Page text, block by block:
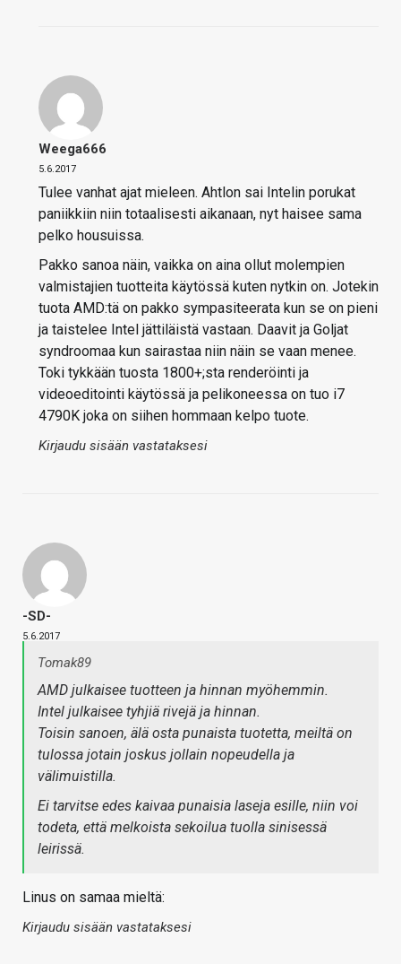
Weega666
5.6.2017
Tulee vanhat ajat mieleen. Ahtlon sai Intelin porukat
paniikkiin niin totaalisesti aikanaan, nyt haisee sama
pelko housuissa.
Pakko sanoa näin, vaikka on aina ollut molempien
valmistajien tuotteita käytössä kuten nytkin on. Jotekin
tuota AMD:tä on pakko sympasiteerata kun se on pieni
ja taistelee Intel jättiläistä vastaan. Daavit ja Goljat
syndroomaa kun sairastaa niin näin se vaan menee.
Toki tykkään tuosta 1800+;sta renderöinti ja
videoeditointi käytössä ja pelikoneessa on tuo i7
4790K joka on siihen hommaan kelpo tuote.
Kirjaudu sisään vastataksesi
-SD-
5.6.2017
Tomak89
AMD julkaisee tuotteen ja hinnan myöhemmin.
Intel julkaisee tyhjiä rivejä ja hinnan.
Toisin sanoen, älä osta punaista tuotetta, meiltä on
tulossa jotain joskus jollain nopeudella ja
välimuistilla.
Ei tarvitse edes kaivaa punaisia laseja esille, niin voi
todeta, että melkoista sekoilua tuolla sinisessä
leirissä.
Linus on samaa mieltä:
Kirjaudu sisään vastataksesi